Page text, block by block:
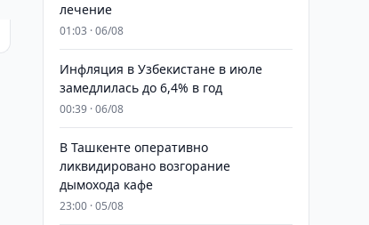
лечение
01:03 · 06/08
Инфляция в Узбекистане в июле
замедлилась до 6,4% в год
00:39 · 06/08
В Ташкенте оперативно
ликвидировано возгорание
дымохода кафе
23:00 · 05/08